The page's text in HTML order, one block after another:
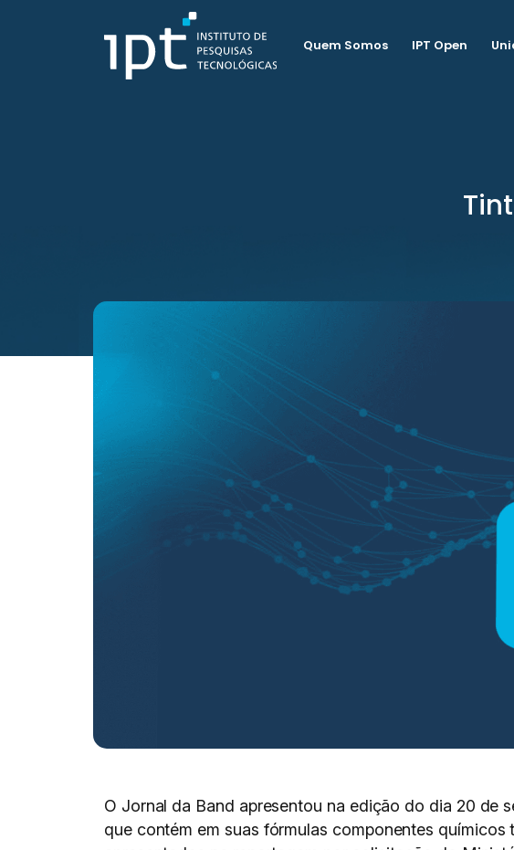
Quem Somos IPT Open
O Jornal da Band apresentou na edição do dia 20 de
que contém em suas fórmulas componentes químicos